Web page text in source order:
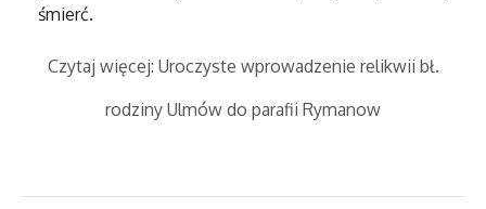
śmierć.
Czytaj więcej: Uroczyste wprowadzenie relikwii bł.
rodziny Ulmów do parafii Rymanow